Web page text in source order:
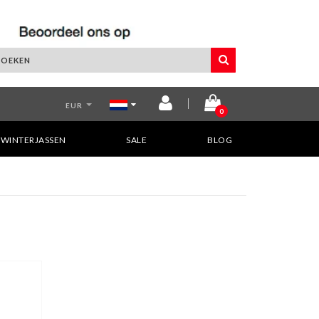
EUR
0
WINTERJASSEN SALE BLOG